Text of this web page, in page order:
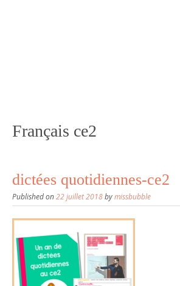
Français ce2
dictées quotidiennes-ce2
Published on22 juillet 2018bymissbubble